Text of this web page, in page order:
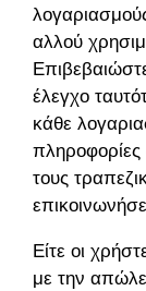
αλλού
έλεγχο
κάθε
πληροφορίες
τους
Είτε οι
με την